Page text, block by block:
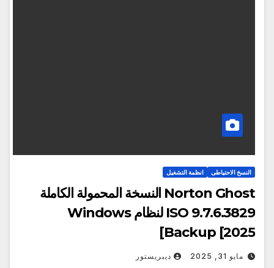
النسخ الاحتياطى انظمة التشغيل
Norton Ghost النسخة المحمولة الكاملة
ISO 9.7.6.3829 لنظام Windows
Backup [2025]
مايو 31, 2025 ديبريستور